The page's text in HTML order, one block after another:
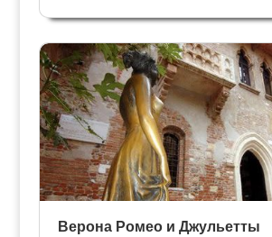
воевали и строили Верону, как
боролись за трон, как
как...
Верона
Экскурсии
Верона Ромео и Джульетты